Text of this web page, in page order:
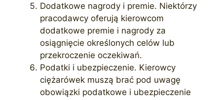
Dodatkowe nagrody i premie. Niektórzy
pracodawcy oferują kierowcom
dodatkowe premie i nagrody za
osiągnięcie określonych celów lub
przekroczenie oczekiwań.
Podatki i ubezpieczenie. Kierowcy
ciężarówek muszą brać pod uwagę
obowiązki podatkowe i ubezpieczenie